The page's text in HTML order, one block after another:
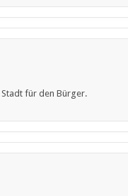
für den Bürger.